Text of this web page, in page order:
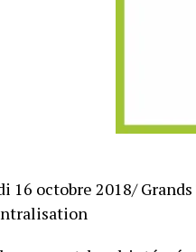
16 octobre 2018/